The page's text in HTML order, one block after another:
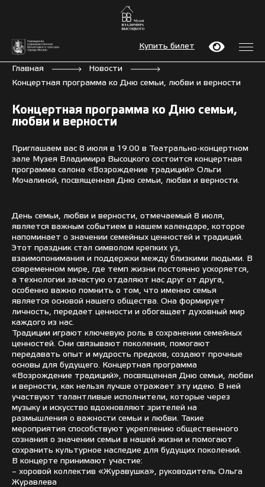
Купить билет
Главная
Новости
Концертная программа ко Дню семьи, любви и верности
Концертная программа ко Дню семьи,
любви и верности
Приглашаем вас 8 июля в 19.00 в Театрально-концертном
зале Музея Владимира Высоцкого состоится концертная
программа салона «Возрождение традиций» Ольги
Мочалиной, посвященная Дню семьи, любви и верности.
День семьи, любви и верности, отмечаемый 8 июля,
является важным событием в нашем календаре, которое
напоминает о значении семейных ценностей и традиций.
Этот праздник стал символом крепких уз,
взаимопонимания и поддержки между близкими людьми. В
современном мире, где темп жизни постоянно ускоряется,
а технологии зачастую отдаляют нас друг от друга,
особенно важно помнить о том, что именно семья
является основой нашего общества. Она формирует
личность, передает ценности и обогащает духовный мир
каждого из нас.
Традиции играют ключевую роль в сохранении семейных
ценностей. Они связывают поколения, помогают
передавать опыт и мудрость предков, создают прочные
основы для будущего. Концертная программа
«Возрождение традиций», посвященная Дню семьи, любви
и верности, как нельзя лучше отражает эту идею. В ней
участвуют талантливые исполнители, которые через
музыку и искусство вдохновляют зрителей на
размышления о важности семьи и любви. Такие
мероприятия способствуют укреплению общественного
сознания о значении семьи в нашей жизни и помогают
сохранить культурное наследие для будущих поколений.
В концерте принимают участие:
– хоровой коллектив «Журавушка», руководитель Ольга
Журавлева